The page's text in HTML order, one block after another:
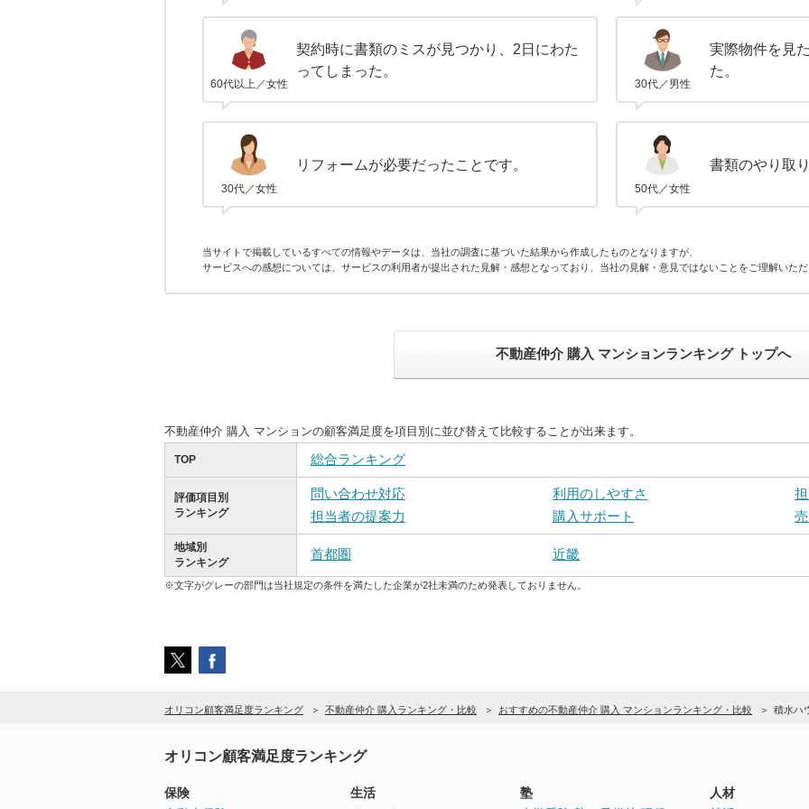
60代以上／女性
契約時に書類のミスが見つかり、2日にわた
ってしまった。
30代／男性
実際物件を見
た。
30代／女性
リフォームが必要だったことです。
50代／女性
書類のやり取
当サイトで掲載しているすべての情報やデータは、当社の調査に基づいた結果から作成したものとなりますが、
サービスへの感想については、サービスの利用者が提出された見解・感想となっており、当社の見解・意見ではないことをご理解いた
不動産仲介 購入 マンションランキング トップへ
不動産仲介 購入 マンションの顧客満足度を項目別に並び替えて比較することが出来ます。
TOP 総合ランキング
評価項目別
ランキング
問い合わせ対応 利用のしやすさ
担当者の提案力
購入サポート
地域別
ランキング
首都圏 近畿
※文字がグレーの部門は当社規定の条件を満たした企業が2社未満のため発表しておりません。
オリコン顧客満足度ランキング 不動産仲介 購入ランキング・比較 おすすめの不動産仲介 購入 マンションランキング・比較 積水ハ
オリコン顧客満足度ランキング
保険
生活
塾
人材